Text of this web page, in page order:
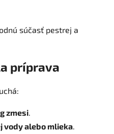
súčasť pestrej a
príprava
zmesi
vody alebo mlieka